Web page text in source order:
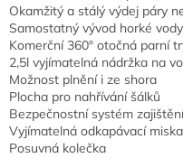
Okamžitý a stálý výdej páry
Samostatný vývod horké vody
Komerční 360° otočná parní
2,5l vyjímatelná nádržka na
Možnost plnění i ze shora
Plocha pro nahřívání šálků
Bezpečnostní systém
Vyjímatelná odkapávací
Posuvná kolečka